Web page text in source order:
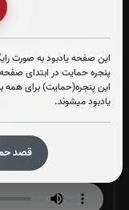
این صفحه یادبود به صورت
پنجره حمایت در ابتدای
این پنجره(حمایت) برای
یادبود میشوند.
قصد
قرائت
زیارت عاشورا:
قرائت